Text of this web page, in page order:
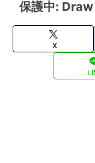
保護中:
X